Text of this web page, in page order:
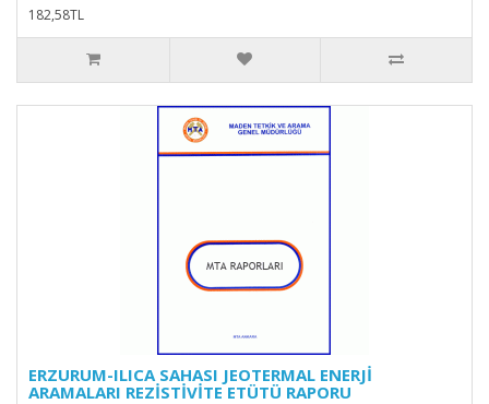
182,58TL
ERZURUM-ILICA SAHASI JEOTERMAL ENERJİ
ARAMALARI REZİSTİVİTE ETÜTÜ RAPORU